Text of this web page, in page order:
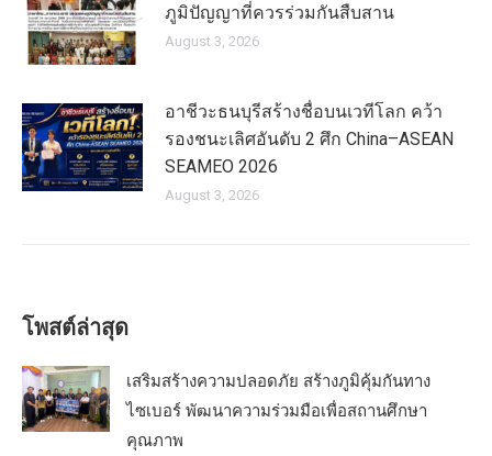
ภูมิปัญญาที่ควรร่วมกันสืบสาน
August 3, 2026
อาชีวะธนบุรีสร้างชื่อบนเวทีโลก คว้า
รองชนะเลิศอันดับ 2 ศึก China–ASEAN
SEAMEO 2026
August 3, 2026
โพสต์ล่าสุด
เสริมสร้างความปลอดภัย สร้างภูมิคุ้มกันทาง
ไซเบอร์ พัฒนาความร่วมมือเพื่อสถานศึกษา
คุณภาพ